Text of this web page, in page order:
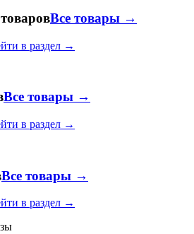
Все товары →
в раздел →
Все товары →
в раздел →
Все товары →
в раздел →